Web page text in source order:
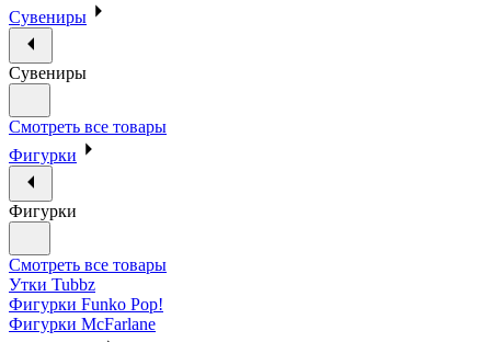
Сувениры
Сувениры
Смотреть все товары
Фигурки
Фигурки
Смотреть все товары
Утки Tubbz
Фигурки Funko Pop!
Фигурки McFarlane